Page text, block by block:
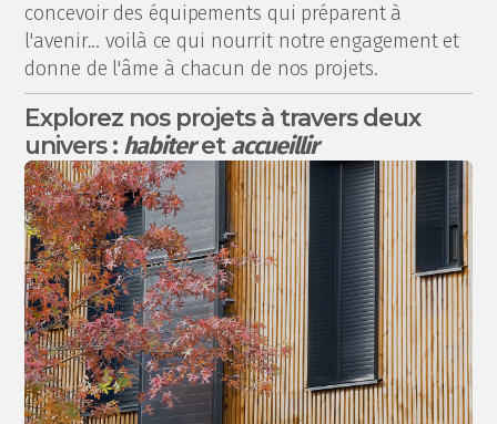
concevoir des équipements qui préparent à
l'avenir... voilà ce qui nourrit notre engagement et
donne de l'âme à chacun de nos projets.
Explorez nos projets à travers deux
univers : habiteretaccueillir